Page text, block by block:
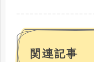
関連記事